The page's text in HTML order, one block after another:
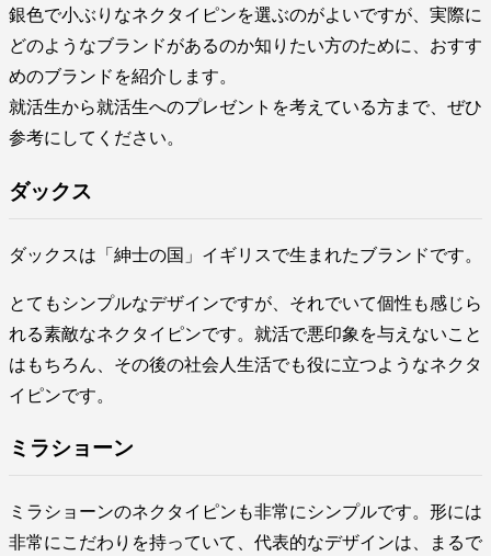
銀色で小ぶりなネクタイピンを選ぶのがよいですが、実際に
どのようなブランドがあるのか知りたい方のために、おすす
めのブランドを紹介します。
就活生から就活生へのプレゼントを考えている方まで、ぜひ
参考にしてください。
ダックス
ダックスは「紳士の国」イギリスで生まれたブランドです。
とてもシンプルなデザインですが、それでいて個性も感じら
れる素敵なネクタイピンです。就活で悪印象を与えないこと
はもちろん、その後の社会人生活でも役に立つようなネクタ
イピンです。
ミラショーン
ミラショーンのネクタイピンも非常にシンプルです。形には
非常にこだわりを持っていて、代表的なデザインは、まるで